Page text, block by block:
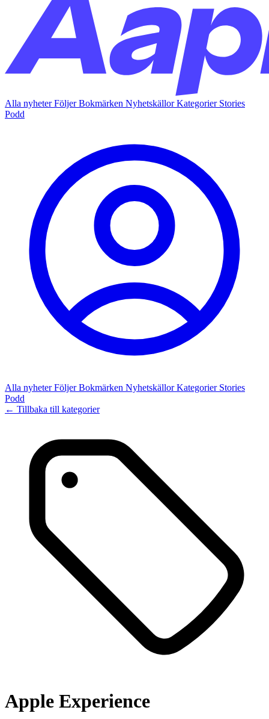
Alla nyheterFöljerBokmärken NyhetskällorKategorier Stories
Podd
Alla nyheterFöljerBokmärken NyhetskällorKategorier Stories
Podd
← Tillbaka till kategorier
Apple Experience